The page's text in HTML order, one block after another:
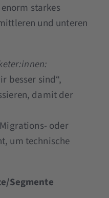
starkes
und unteren
besser sind“,
damit der
oder
um technische
Segmente